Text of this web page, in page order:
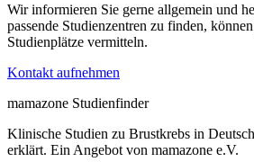
Wir informieren Sie gerne allgemein und
passende Studienzentren zu finden,
Studienplätze vermitteln.
Kontakt aufnehmen
mamazone Studienfinder
Klinische Studien zu Brustkrebs in
erklärt. Ein Angebot von mamazone e.V.